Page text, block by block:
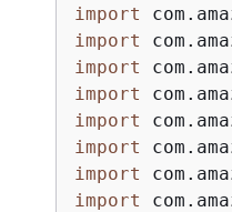
import
import
import
import
import
import
import
import